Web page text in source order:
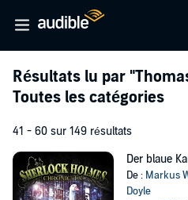
Résultats lu par
Toutes les catégories
41 - 60 sur 149 résultats
Der blaue
De : Markus
Doyle